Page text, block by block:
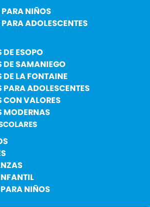
NIÑOS
ADOLESCENTES
DE ESOPO
DE SAMANIEGO
DE LA FONTAINE
PARA ADOLESCENTES
CON VALORES
MODERNAS
NIÑOS